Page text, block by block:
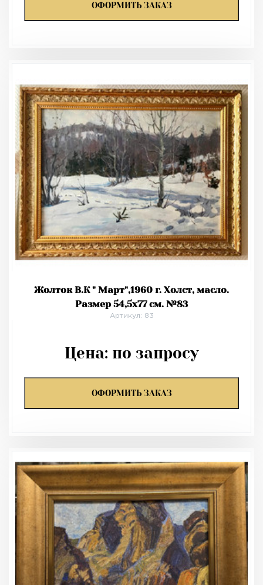
ОФОРМИТЬ ЗАКАЗ
Жолток В.К " Март",1960 г. Холст, масло.
Размер 54,5х77 см. №83
Артикул: 83
Цена: по запросу
ОФОРМИТЬ ЗАКАЗ